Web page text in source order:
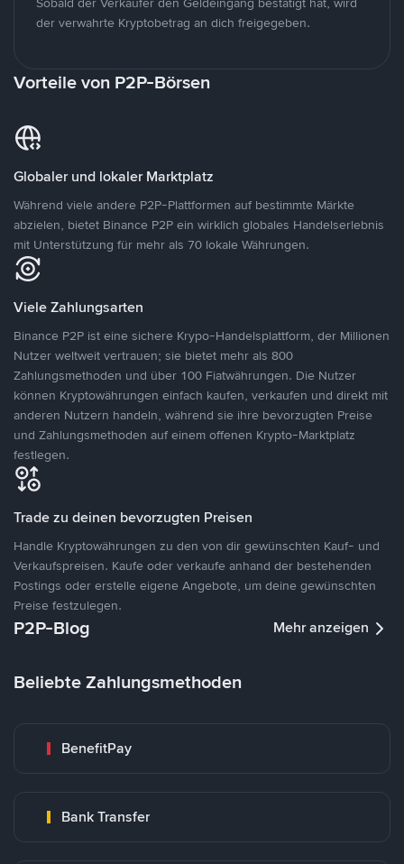
der verwahrte Kryptobetrag an dich freigegeben.
Vorteile von P2P-Börsen
Globaler und lokaler Marktplatz
Während viele andere P2P-Plattformen auf bestimmte Märkte
abzielen, bietet Binance P2P ein wirklich globales Handelserlebnis
mit Unterstützung für mehr als 70 lokale Währungen.
Viele Zahlungsarten
Binance P2P ist eine sichere Krypo-Handelsplattform, der Millionen
Nutzer weltweit vertrauen; sie bietet mehr als 800
Zahlungsmethoden und über 100 Fiatwährungen. Die Nutzer
können Kryptowährungen einfach kaufen, verkaufen und direkt mit
anderen Nutzern handeln, während sie ihre bevorzugten Preise
und Zahlungsmethoden auf einem offenen Krypto-Marktplatz
festlegen.
Trade zu deinen bevorzugten Preisen
Handle Kryptowährungen zu den von dir gewünschten Kauf- und
Verkaufspreisen. Kaufe oder verkaufe anhand der bestehenden
Postings oder erstelle eigene Angebote, um deine gewünschten
Preise festzulegen.
P2P-Blog Mehr anzeigen
Beliebte Zahlungsmethoden
BenefitPay
Bank Transfer